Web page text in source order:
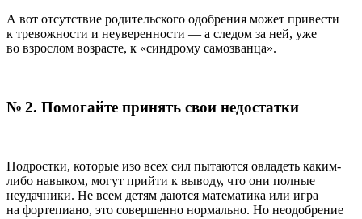
А вот отсутствие родительского одобрения может привести
к тревожности и неуверенности — а следом за ней, уже
во взрослом возрасте, к «синдрому самозванца».
№ 2. Помогайте принять свои недостатки
Подростки, которые изо всех сил пытаются овладеть каким-
либо навыком, могут прийти к выводу, что они полные
неудачники. Не всем детям даются математика или игра
на фортепиано, это совершенно нормально. Но неодобрение